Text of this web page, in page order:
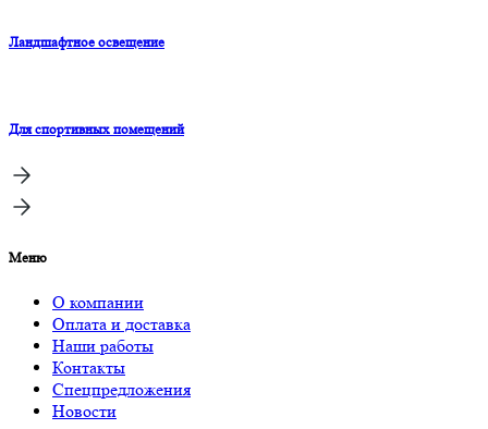
Ландшафтное освещение
Для спортивных помещений
Меню
О компании
Оплата и доставка
Наши работы
Контакты
Спецпредложения
Новости